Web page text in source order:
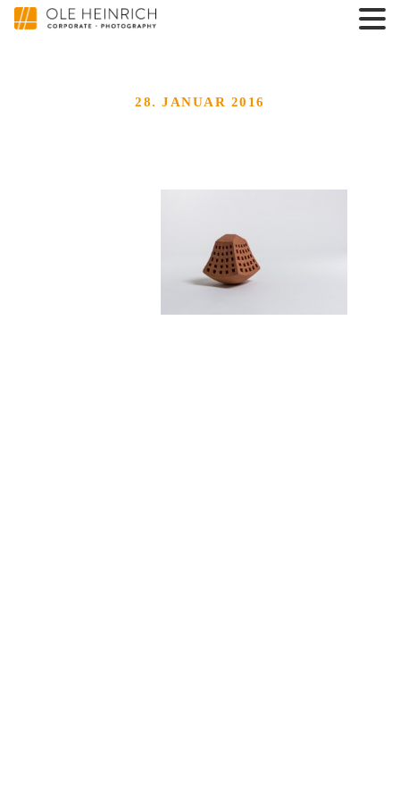
28. JANUAR 2016